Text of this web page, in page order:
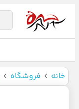
خانه فروشگاه